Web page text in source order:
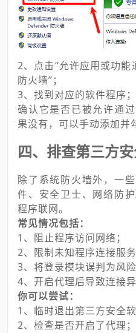
2、点击“允许应用或功
防火墙”；
3、找到对应的软件程序；
确认它是否已被允许通
果没有，可以手动添加并
四、排查第三方
除了系统防火墙外，一
件、安全卫士、网络防
程序联网。
常见情况包括：
1、阻止程序访问网络；
2、限制未知程序连接服务
3、将登录模块误判为风险
4、开启代理后导致连接异
你可以尝试：
1、临时退出第三方安全软
2、检查是否开启了代理；